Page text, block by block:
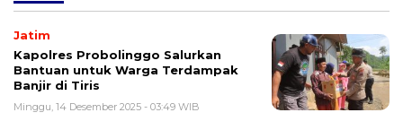
Jatim
Kapolres Probolinggo Salurkan
Bantuan untuk Warga Terdampak
Banjir di Tiris
Minggu, 14 Desember 2025 - 03:49 WIB